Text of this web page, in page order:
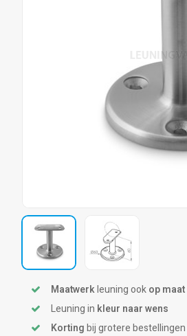
Maatwerkleuning ookop maat
Leuning in kleur naar wens
Kortingbij grotere bestellingen